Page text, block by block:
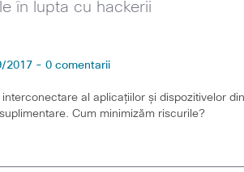
în lupta cu hackerii
2017 - 0 comentarii
al aplicațiilor și dispozitivelor
Cum minimizăm riscurile?